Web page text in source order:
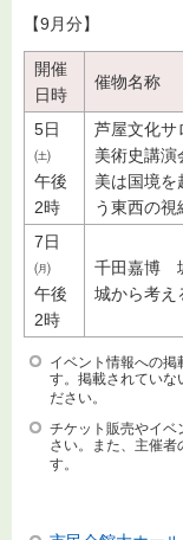
【9月分】
開催
日時
催物名称
5日
㈯
午後
2時
芦屋文化サ
美術史講演
美は国境を
う東西の視
7日
㈪
午後
2時
千田嘉博
城から考え
イベント情報への掲
す。掲載されていな
ださい。
チケット販売やイベ
さい。また、主催
す。